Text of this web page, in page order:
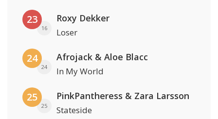
23
16
Roxy Dekker
Loser
24
24
Afrojack & Aloe Blacc
In My World
25
25
PinkPantheress & Zara Larsson
Stateside